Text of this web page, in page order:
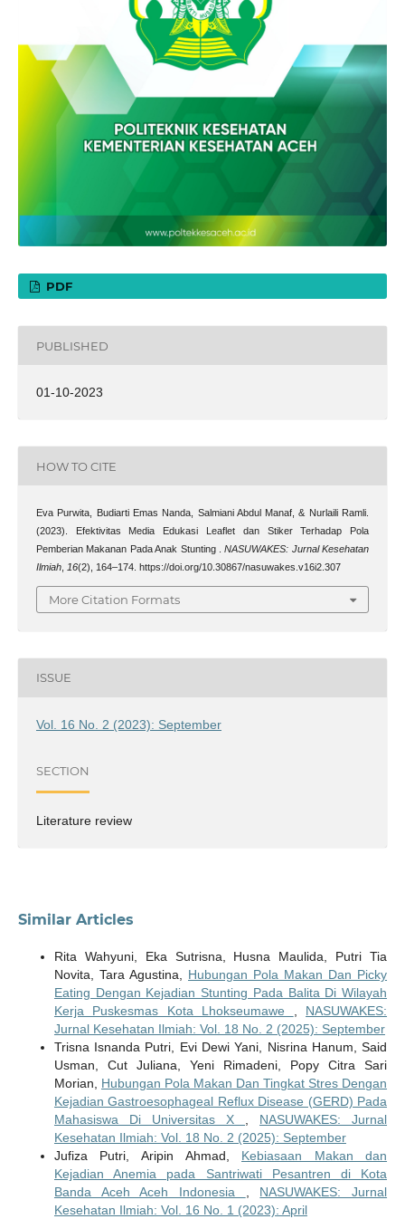
PDF
PUBLISHED
01-10-2023
HOW TO CITE
Eva Purwita, Budiarti Emas Nanda, Salmiani Abdul Manaf, & Nurlaili Ramli.
(2023). Efektivitas Media Edukasi Leaflet dan Stiker Terhadap Pola
Pemberian Makanan Pada Anak Stunting .NASUWAKES: Jurnal Kesehatan
Ilmiah, 16(2), 164–174. https://doi.org/10.30867/nasuwakes.v16i2.307
More Citation Formats
ISSUE
Vol. 16 No. 2 (2023): September
SECTION
Literature review
Similar Articles
Rita Wahyuni, Eka Sutrisna, Husna Maulida, Putri Tia
Novita, Tara Agustina, Hubungan Pola Makan Dan Picky
Eating Dengan Kejadian Stunting Pada Balita Di Wilayah
Kerja Puskesmas Kota Lhokseumawe
NASUWAKES:
Jurnal Kesehatan Ilmiah: Vol. 18 No. 2 (2025): September
Trisna Isnanda Putri, Evi Dewi Yani, Nisrina Hanum, Said
Usman, Cut Juliana, Yeni Rimadeni, Popy Citra Sari
Morian, Hubungan Pola Makan Dan Tingkat Stres Dengan
Kejadian Gastroesophageal Reflux Disease (GERD) Pada
Mahasiswa Di Universitas X
NASUWAKES: Jurnal
Kesehatan Ilmiah: Vol. 18 No. 2 (2025): September
Jufiza Putri, Aripin Ahmad, Kebiasaan Makan dan
Kejadian Anemia pada Santriwati Pesantren di Kota
Banda Aceh Aceh Indonesia
NASUWAKES: Jurnal
Kesehatan Ilmiah: Vol. 16 No. 1 (2023): April